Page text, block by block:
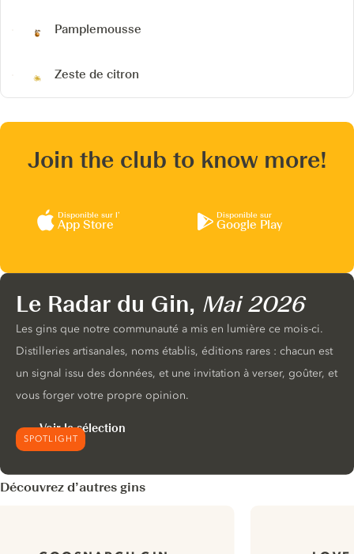
Pamplemousse
Zeste de citron
Join the club to know more!
Disponible sur l’
App Store
Disponible sur
Google Play
SPOTLIGHT
Le Radar du Gin, Mai 2026
Les gins que notre communauté a mis en lumière ce mois-ci.
Distilleries artisanales, noms établis, éditions rares : chacun est
un signal issu des données, et une invitation à verser, goûter, et
vous forger votre propre opinion.
Voir la sélection
Découvrez d’autres gins